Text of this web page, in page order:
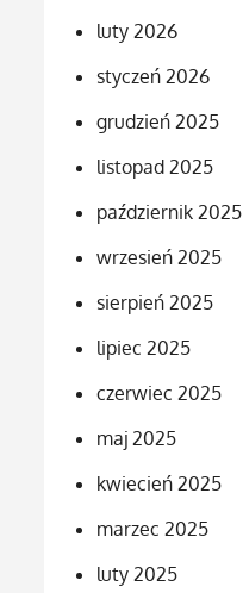
luty 2026
styczeń 2026
grudzień 2025
listopad 2025
październik 2025
wrzesień 2025
sierpień 2025
lipiec 2025
czerwiec 2025
maj 2025
kwiecień 2025
marzec 2025
luty 2025